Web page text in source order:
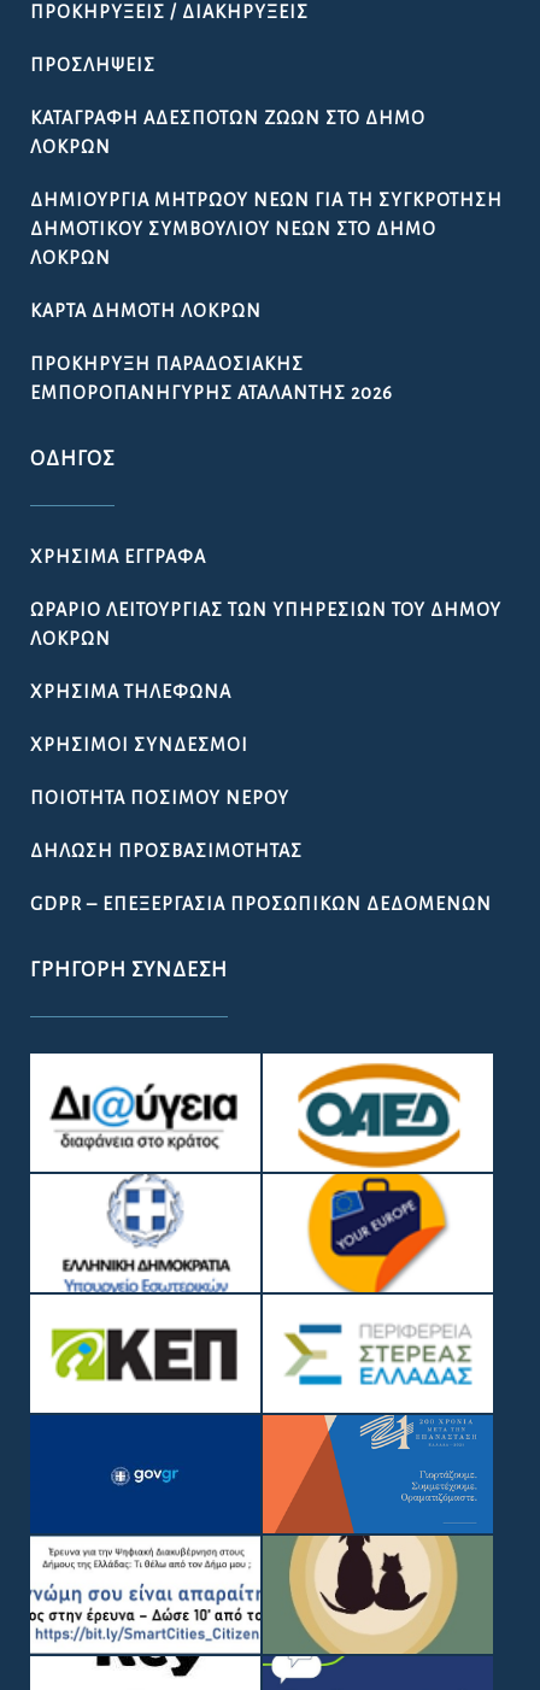
ΠΡΟΚΗΡΎΞΕΙΣ / ΔΙΑΚΗΡΎΞΕΙΣ
ΠΡΟΣΛΉΨΕΙΣ
ΚΑΤΑΓΡΑΦΉ ΑΔΈΣΠΟΤΩΝ ΖΏΩΝ ΣΤΟ ΔΉΜΟ
ΛΟΚΡΏΝ
ΔΗΜΙΟΥΡΓΊΑ ΜΗΤΡΏΟΥ ΝΈΩΝ ΓΙΑ ΤΗ ΣΥΓΚΡΌΤΗΣΗ
ΔΗΜΟΤΙΚΟΎ ΣΥΜΒΟΥΛΊΟΥ ΝΈΩΝ ΣΤΟ ΔΉΜΟ
ΛΟΚΡΏΝ
ΚΆΡΤΑ ΔΗΜΌΤΗ ΛΟΚΡΏΝ
ΠΡΟΚΉΡΥΞΗ ΠΑΡΑΔΟΣΙΑΚΉΣ
ΕΜΠΟΡΟΠΑΝΉΓΥΡΗΣ ΑΤΑΛΆΝΤΗΣ 2026
ΟΔΗΓΌΣ
ΧΡΉΣΙΜΑ ΈΓΓΡΑΦΑ
ΩΡΆΡΙΟ ΛΕΙΤΟΥΡΓΊΑΣ ΤΩΝ ΥΠΗΡΕΣΙΏΝ ΤΟΥ ΔΉΜΟΥ
ΛΟΚΡΏΝ
ΧΡΉΣΙΜΑ ΤΗΛΈΦΩΝΑ
ΧΡΉΣΙΜΟΙ ΣΎΝΔΕΣΜΟΙ
ΠΟΙΌΤΗΤΑ ΠΌΣΙΜΟΥ ΝΕΡΟΎ
ΔΉΛΩΣΗ ΠΡΟΣΒΑΣΙΜΌΤΗΤΑΣ
GDPR – ΕΠΕΞΕΡΓΑΣΙΑ ΠΡΟΣΩΠΙΚΩΝ ΔΕΔΟΜΕΝΩΝ
ΓΡΉΓΟΡΗ ΣΎΝΔΕΣΗ